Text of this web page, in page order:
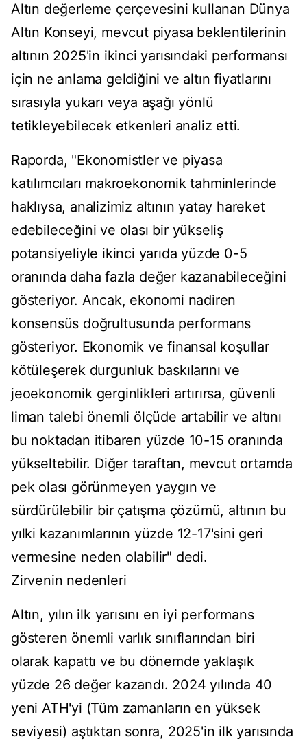
Altın değerleme çerçevesini kullanan Dünya
Altın Konseyi, mevcut piyasa beklentilerinin
altının 2025'in ikinci yarısındaki performansı
için ne anlama geldiğini ve altın fiyatlarını
sırasıyla yukarı veya aşağı yönlü
tetikleyebilecek etkenleri analiz etti.
Raporda, "Ekonomistler ve piyasa
katılımcıları makroekonomik tahminlerinde
haklıysa, analizimiz altının yatay hareket
edebileceğini ve olası bir yükseliş
potansiyeliyle ikinci yarıda yüzde 0-5
oranında daha fazla değer kazanabileceğini
gösteriyor. Ancak, ekonomi nadiren
konsensüs doğrultusunda performans
gösteriyor. Ekonomik ve finansal koşullar
kötüleşerek durgunluk baskılarını ve
jeoekonomik gerginlikleri artırırsa, güvenli
liman talebi önemli ölçüde artabilir ve altını
bu noktadan itibaren yüzde 10-15 oranında
yükseltebilir. Diğer taraftan, mevcut ortamda
pek olası görünmeyen yaygın ve
sürdürülebilir bir çatışma çözümü, altının bu
yılki kazanımlarının yüzde 12-17'sini geri
vermesine neden olabilir" dedi.
Zirvenin nedenleri
Altın, yılın ilk yarısını en iyi performans
gösteren önemli varlık sınıflarından biri
olarak kapattı ve bu dönemde yaklaşık
yüzde 26 değer kazandı. 2024 yılında 40
yeni ATH'yi (Tüm zamanların en yüksek
seviyesi) aştıktan sonra, 2025'in ilk yarısında